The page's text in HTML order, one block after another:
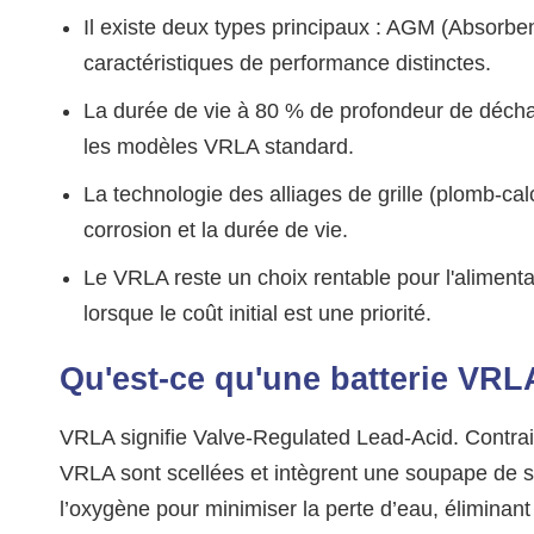
Il existe deux types principaux : AGM
caractéristiques de performance distinctes.
La durée de vie à 80 % de profondeur de
les modèles VRLA standard.
La technologie des alliages de grille (plomb-
corrosion et la durée de vie.
Le VRLA reste un choix rentable pour
lorsque le coût initial est une priorité.
Qu'est-ce qu'une batterie
VRLA signifie Valve-Regulated Lead-Acid.
VRLA sont scellées et intègrent une soupape de
l’oxygène pour minimiser la perte d’eau,